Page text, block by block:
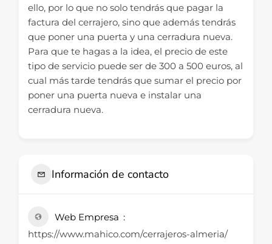
ello, por lo que no solo tendrás que pagar la
factura del cerrajero, sino que además tendrás
que poner una puerta y una cerradura nueva.
Para que te hagas a la idea, el precio de este
tipo de servicio puede ser de 300 a 500 euros, al
cual más tarde tendrás que sumar el precio por
poner una puerta nueva e instalar una
cerradura nueva.
Información de contacto
Web Empresa
https://www.mahico.com/cerrajeros-almeria/